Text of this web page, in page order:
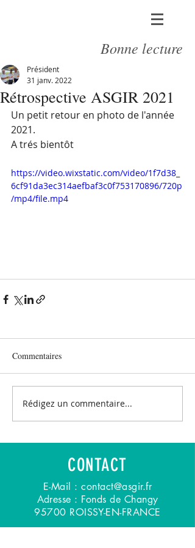
Bonne lecture
Rétrospective ASGIR 2021
Président
31 janv. 2022
Un petit retour en photo de l'année
2021.
A trés bientôt
https://video.wixstatic.com/video/1f7d38_
6cf91da3ec314aefbaf3c0f753170896/720p
/mp4/file.mp4
Commentaires
Rédigez un commentaire...
CONTACT
E-Mail :contact@asgir.fr
Adresse : Fonds de Changy
95700 ROISSY-EN-FRANCE
Mentions légales-RGPD